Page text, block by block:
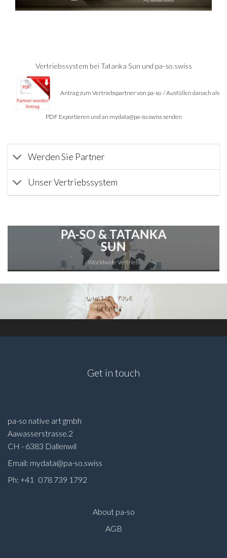
Vertriebssystem bei Tatanka Sun und pa-so.swiss
Antrag zum Vertriebspartner von pa-so /Ausfüllen danach als
PDF Exportieren und an mydata@pa-so.swiss senden
Werden Sie Partner
Unser Vertriebssystem
PA-SO & TATANKA
SUN
Worldwide Vertrieb
Get in touch
pa-so native art gmbh
Aawasserstrasse.2
CH - 6383 Dallenwil
Email: mydata@pa-so.swiss
Ph: +41 078 739 1792
About pa-so
AGB